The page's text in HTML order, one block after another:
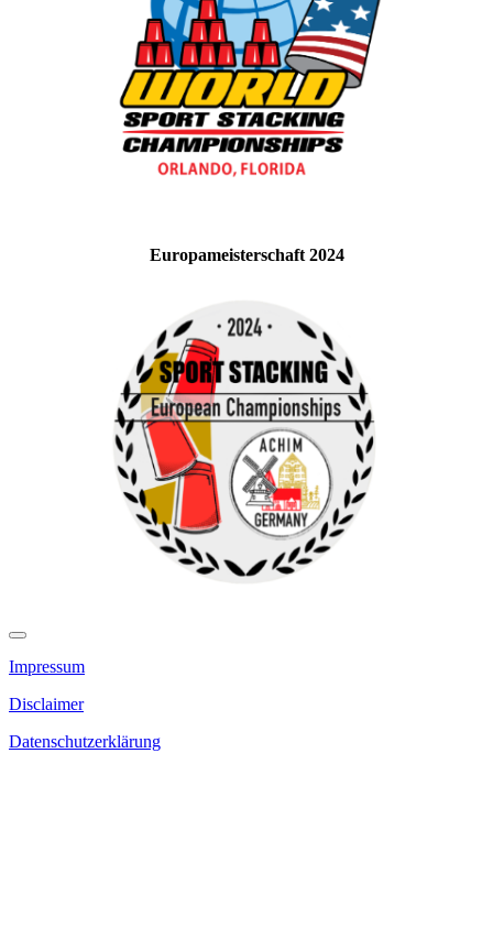
Europameisterschaft 2024
Impressum
Disclaimer
Datenschutzerklärung